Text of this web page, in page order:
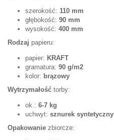
szerokość: 110 mm
głębokość: 90 mm
wysokość: 400 mm
Rodzaj papieru:
papier: KRAFT
gramatura: 90 g/m2
kolor: brązowy
Wytrzymałość torby:
ok.: 6-7 kg
uchwyt: sznurek syntetyczny
Opakowanie zbiorcze: